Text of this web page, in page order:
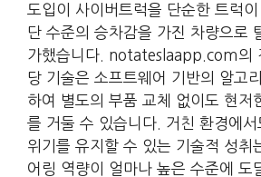
도입이 사이버트럭을 단순한 트럭이
단 수준의 승차감을 가진 차량으로
가했습니다. notateslaapp.com의
당 기술은 소프트웨어 기반의 알고
하여 별도의 부품 교체 없이도 현저
를 거둘 수 있습니다. 거친 환경에
위기를 유지할 수 있는 기술적 성취
어링 역량이 얼마나 높은 수준에 도